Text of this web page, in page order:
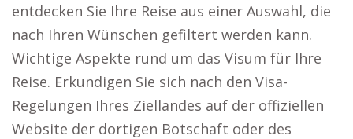
entdecken Sie Ihre Reise aus einer Auswahl, die
nach Ihren Wünschen gefiltert werden kann.
Wichtige Aspekte rund um das Visum für Ihre
Reise. Erkundigen Sie sich nach den Visa-
Regelungen Ihres Ziellandes auf der offiziellen
Website der dortigen Botschaft oder des